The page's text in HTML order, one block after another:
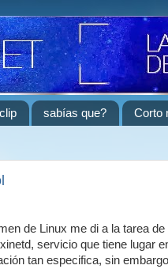
sabías que? Corto
de Linux me di a la tarea
servicio que tiene lugar
tan especifica, sin